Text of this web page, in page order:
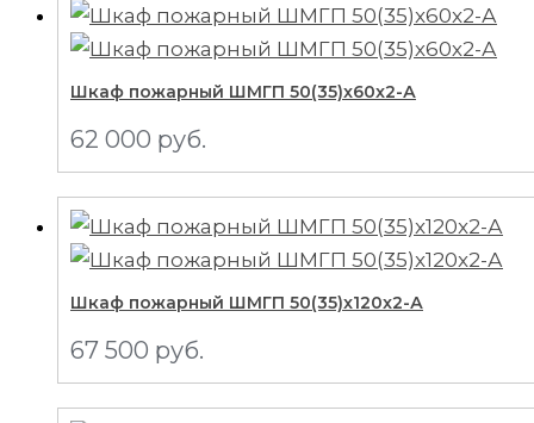
Шкаф пожарный ШМГП 50(35)x60x2-А
62 000 руб.
Шкаф пожарный ШМГП 50(35)x120x2-А
67 500 руб.